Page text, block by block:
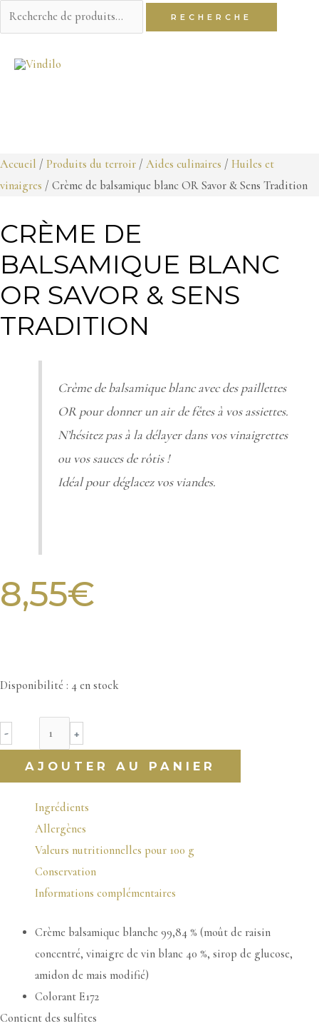
Recherche
pour :
RECHERCHE
Accueil / Produits du terroir / Aides culinaires / Huiles et
vinaigres / Crème de balsamique blanc OR Savor & Sens Tradition
CRÈME DE
BALSAMIQUE BLANC
OR SAVOR & SENS
TRADITION
Crème de balsamique blanc avec des paillettes
OR pour donner un air de fêtes à vos assiettes.
N’hésitez pas à la délayer dans vos vinaigrettes
ou vos sauces de rôtis !
Idéal pour déglacez vos viandes.
8,55€
Disponibilité : 4 en stock
- quantité
de
Crème
balsamique
blanc
Savor
Tradition
+
AJOUTER AU PANIER
Ingrédients
Allergènes
Valeurs nutritionnelles pour 100 g
Conservation
Informations complémentaires
Crème balsamique blanche 99,84 % (moût de raisin
concentré, vinaigre de vin blanc 40 %, sirop de glucose,
amidon de mais modifié)
Colorant E172
Contient des sulfites